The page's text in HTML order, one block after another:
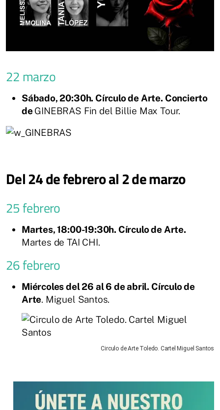
22 marzo
Sábado, 20:30h. Círculo de Arte. Concierto
deGINEBRAS Fin del Billie Max Tour.
Del 24 de febrero al 2 de marzo
25 febrero
Martes, 18:00-19:30h. Círculo de Arte.
Martes de TAI CHI.
26 febrero
Miércoles del 26 al 6 de abril. Círculo de
Arte. Miguel Santos.
Circulo de Arte Toledo. Cartel Miguel Santos